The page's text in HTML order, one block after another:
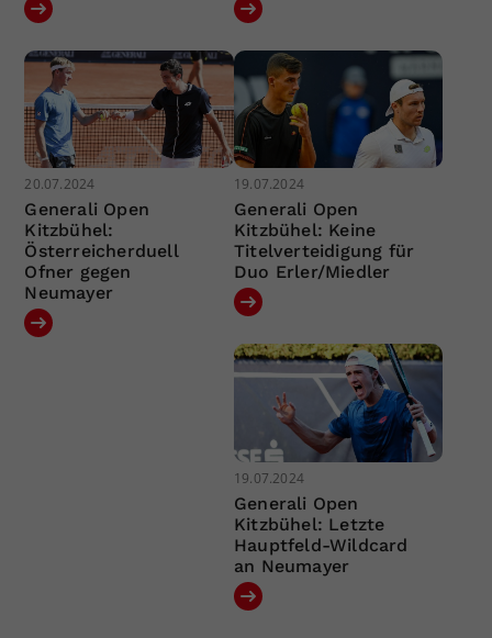
20.07.2024
Generali Open
Kitzbühel:
Österreicherduell
Ofner gegen
Neumayer
19.07.2024
Generali Open
Kitzbühel: Keine
Titelverteidigung für
Duo Erler/Miedler
19.07.2024
Generali Open
Kitzbühel: Letzte
Hauptfeld-Wildcard
an Neumayer